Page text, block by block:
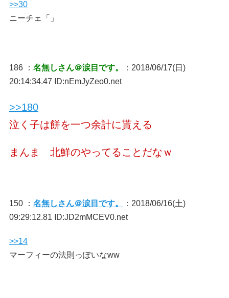
>>30
ニーチェ「」
186 ： 名無しさん＠涙目です。
：2018/06/17(日)
20:14:34.47 ID:nEmJyZeo0.net
>>180
泣く子は餅を一つ余計に貰える
まんま 北鮮のやってることだなｗ
150 ： 名無しさん＠涙目です。
：2018/06/16(土)
09:29:12.81 ID:JD2mMCEV0.net
>>14
マーフィーの法則っぽいなww